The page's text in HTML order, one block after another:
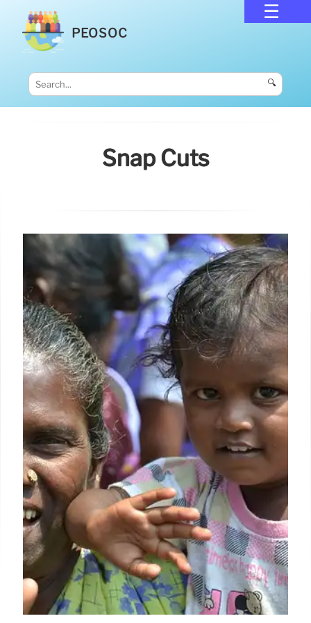
PEOSOC
🔍
Snap Cuts